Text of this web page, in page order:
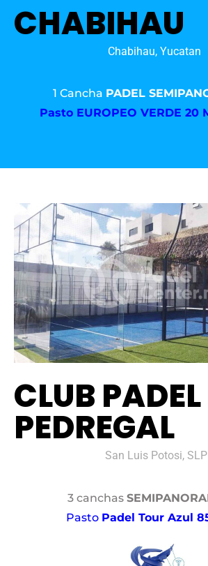
CHABIHAU
Chabihau, Yucatan
1 Cancha PADEL
Pasto EUROPEO VERDE 20
CLUB PADEL
PEDREGAL
San Luis Potosi, SLP
3 canchas
Pasto Padel Tour Azul